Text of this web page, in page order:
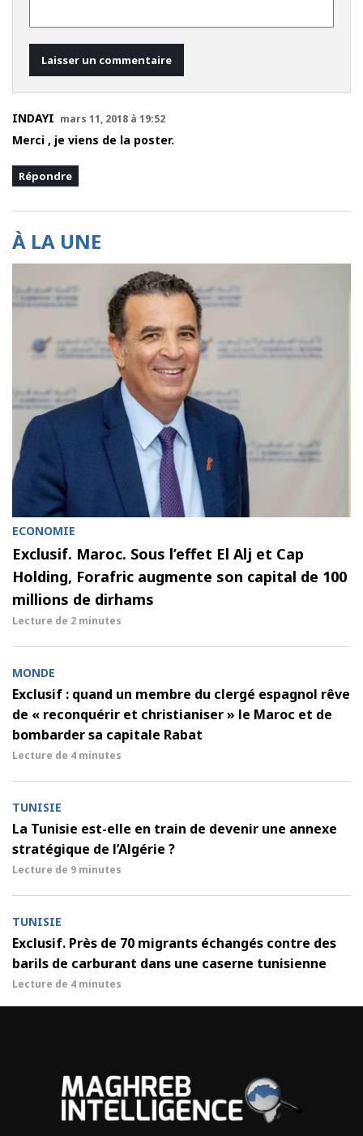
INDAYI mars 11, 2018 à 19:52
Merci , je viens de la poster.
Répondre
À LA UNE
ECONOMIE
Exclusif. Maroc. Sous l’effet El Alj et Cap
Holding, Forafric augmente son capital de 100
millions de dirhams
Lecture de 2 minutes
MONDE
Exclusif : quand un membre du clergé espagnol rêve
de « reconquérir et christianiser » le Maroc et de
bombarder sa capitale Rabat
Lecture de 4 minutes
TUNISIE
La Tunisie est-elle en train de devenir une annexe
stratégique de l’Algérie ?
Lecture de 9 minutes
TUNISIE
Exclusif. Près de 70 migrants échangés contre des
barils de carburant dans une caserne tunisienne
Lecture de 4 minutes